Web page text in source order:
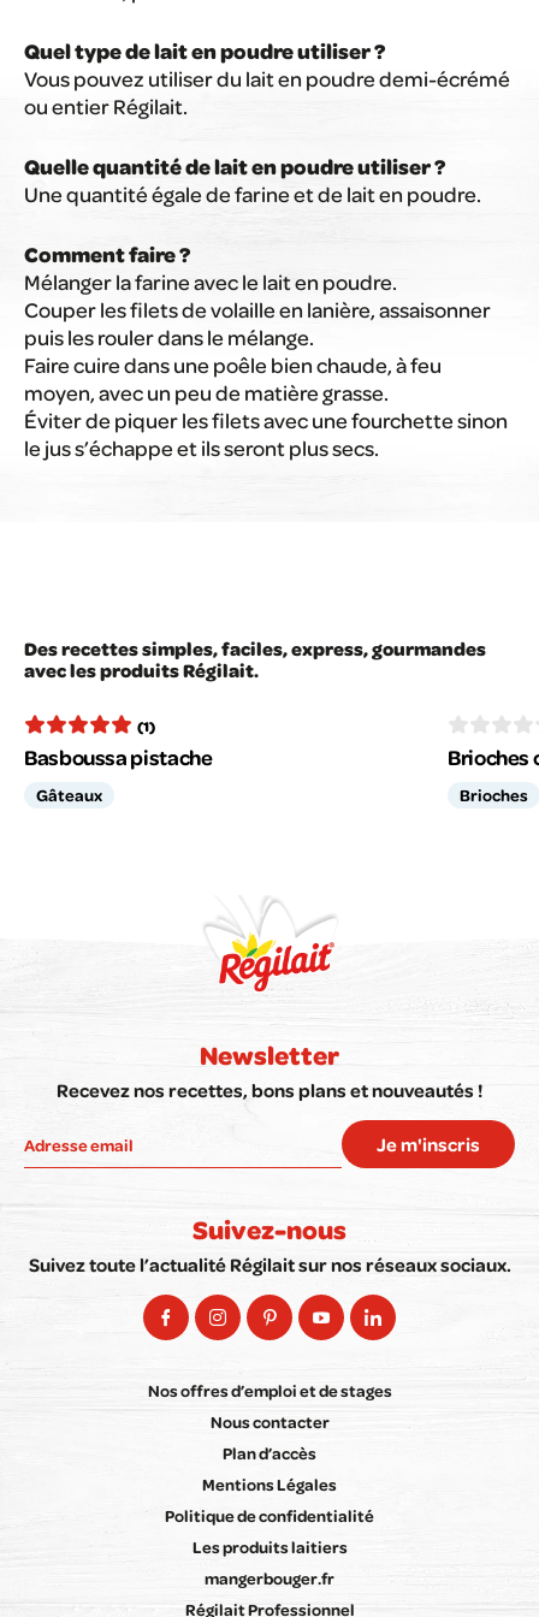
Quel type de lait en poudre utiliser ?
Vous pouvez utiliser du lait en poudre demi-écrémé
ou entier Régilait.
Quelle quantité de lait en poudre utiliser ?
Une quantité égale de farine et de lait en poudre.
Comment faire ?
Mélanger la farine avec le lait en poudre.
Couper les filets de volaille en lanière, assaisonner
puis les rouler dans le mélange.
Faire cuire dans une poêle bien chaude, à feu
moyen, avec un peu de matière grasse.
Éviter de piquer les filets avec une fourchette sinon
le jus s’échappe et ils seront plus secs.
Des recettes simples, faciles, express, gourmandes
avec les produits Régilait.
(1)
Basboussa pistache
Gâteaux
Brioches
Brioches
Newsletter
Recevez nos recettes, bons plans et nouveautés !
Je m'inscris
Suivez-nous
Suivez toute l’actualité Régilait sur nos réseaux sociaux.
Nos offres d’emploi et de stages
Nous contacter
Plan d’accès
Mentions Légales
Politique de confidentialité
Les produits laitiers
mangerbouger.fr
Régilait Professionnel